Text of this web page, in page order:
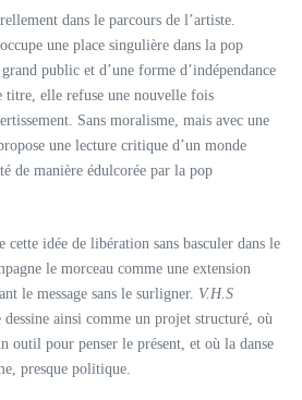
dans le parcours de l’artiste.
une place singulière dans la pop
public et d’une forme d’indépendance
titre, elle refuse une nouvelle fois
Sans moralisme, mais avec une
une lecture critique d’un monde
de manière édulcorée par la pop
cette idée de libération sans basculer dans le
le morceau comme une extension
le message sans le surligner. V.H.S
dessine ainsi comme un projet structuré, où
outil pour penser le présent, et où la danse
presque politique.